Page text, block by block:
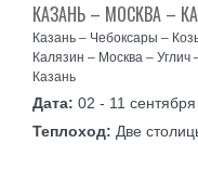
02 - 11 сентября
КАЗАНЬ – МОСКВА –
Казань – Чебоксары –
Калязин – Москва –
Казань
Две